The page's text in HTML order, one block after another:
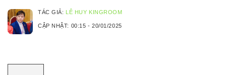
TÁC GIẢ: LÊ HUY KINGROOM
CẬP NHẬT: 00:15 - 20/01/2025